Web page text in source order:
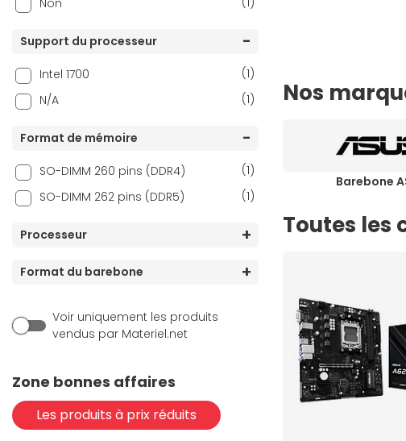
Non
Support du processeur
Intel 1700
(1)
N/A
(1)
Format de mémoire
SO-DIMM 260 pins (DDR4)
(1)
SO-DIMM 262 pins (DDR5)
(1)
Processeur
Format du barebone
Voir uniquement les produits
vendus par Materiel.net
Zone bonnes affaires
Les produits à prix réduits
Nos
Barebone
Toutes les